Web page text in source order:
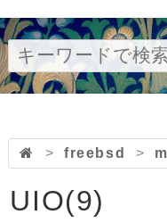
> freebsd >
UIO(9)